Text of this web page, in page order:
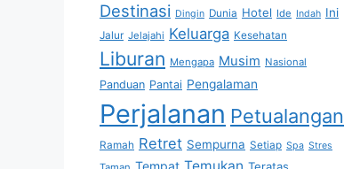
Destinasi Dingin Dunia Hotel Ide Indah Ini
Jalur Jelajahi Keluarga Kesehatan
Liburan Mengapa Musim Nasional
Panduan Pantai Pengalaman
Perjalanan Petualangan
Ramah Retret Sempurna Setiap Spa Stres
Tempat